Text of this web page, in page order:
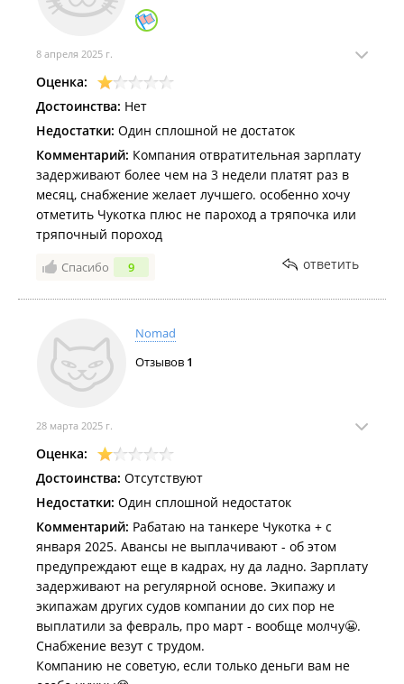
8 апреля 2025 г.
Оценка:
Достоинства: Нет
Недостатки: Один сплошной не достаток
Комментарий: Компания отвратительная зарплату
задерживают более чем на 3 недели платят раз в
месяц, снабжение желает лучшего. особенно хочу
отметить Чукотка плюс не пароход а тряпочка или
тряпочный пороход
Спасибо 9 ответить
Nomad
Отзывов 1
28 марта 2025 г.
Оценка:
Достоинства: Отсутствуют
Недостатки: Один сплошной недостаток
Комментарий: Рабатаю на танкере Чукотка + с
января 2025. Авансы не выплачивают - об этом
предупреждают еще в кадрах, ну да ладно. Зарплату
задерживают на регулярной основе. Экипажу и
экипажам других судов компании до сих пор не
выплатили за февраль, про март - вообще молчу😬.
Снабжение везут с трудом.
Компанию не советую, если только деньги вам не